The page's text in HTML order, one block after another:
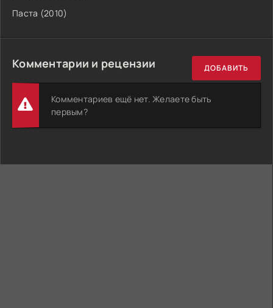
Паста (2010)
Комментарии и рецензии ДОБАВИТЬ
Комментариев ещё нет. Желаете быть
первым?